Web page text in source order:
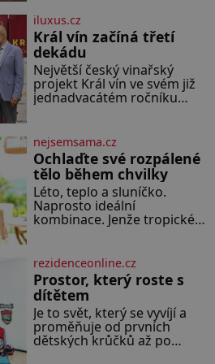
království, které dokáže
dobyvatelské hordy zastavit.
Co nedokáže žádná z
asijských říší, co nedokážou
Němci – to dokáže český
král. Nebo že by ne?
Mongolové od roku 1223
iluxus.cz
Král vín začíná třetí
dekádu
Největší český vinařský
projekt Král vín ve svém již
jednadvacátém ročníku
porota z celkem 1260
vzorků od 157 vinařů. Král
vín, který se – i pře
nejsemsama.cz
Ochlaďte své rozpálené
tělo během chvilky
Léto, teplo a sluníčko.
Naprosto ideální
kombinace. Jenže tropické
potravinami se můžete
rychle ochladit? K dyž se
nám tropy zaryjí pod kůži,
hledáme úlevu v bazénu
nebo pomocí klimatizace.
Jenže ne vždycky můžeme
být v jejich blízkosti.
rezidenceonline.cz
Prostor, který roste s
dítětem
Je to svět, který se vyvíjí a
proměňuje od prvních
dětských krůčků až po